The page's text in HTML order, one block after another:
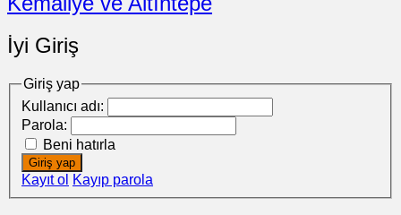
İyi Giriş
Giriş yap
Kullanıcı adı:
Parola:
Beni hatırla
Giriş yap
Kayıt ol Kayıp parola